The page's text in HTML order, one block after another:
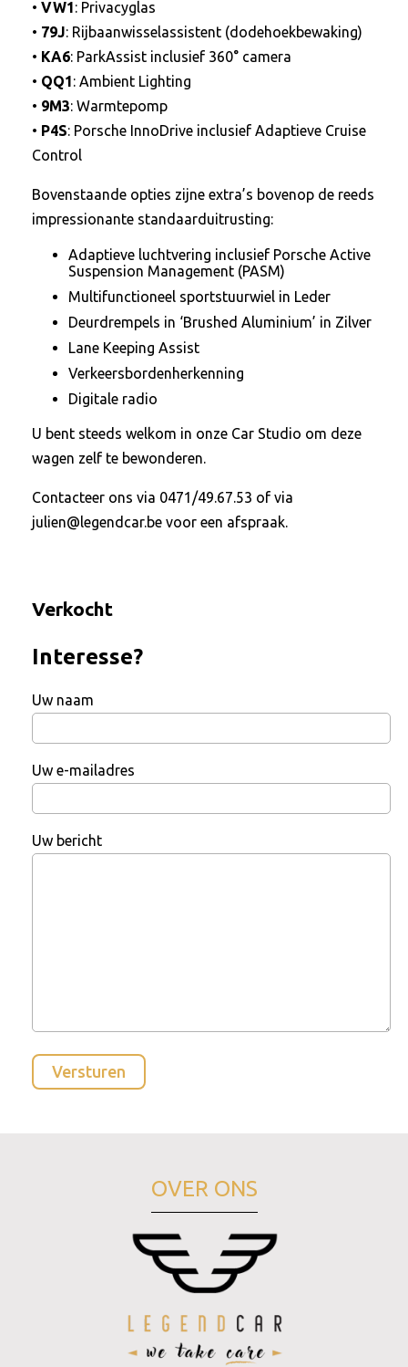
• VW1: Privacyglas
• 79J: Rijbaanwisselassistent (dodehoekbewaking)
• KA6: ParkAssist inclusief 360° camera
• QQ1: Ambient Lighting
• 9M3: Warmtepomp
• P4S: Porsche InnoDrive inclusief Adaptieve Cruise
Control
Bovenstaande opties zijne extra’s bovenop de reeds
impressionante standaarduitrusting:
Adaptieve luchtvering inclusief Porsche Active
Suspension Management (PASM)
Multifunctioneel sportstuurwiel in Leder
Deurdrempels in ‘Brushed Aluminium’ in Zilver
Lane Keeping Assist
Verkeersbordenherkenning
Digitale radio
U bent steeds welkom in onze Car Studio om deze
wagen zelf te bewonderen.
Contacteer ons via 0471/49.67.53 of via
julien@legendcar.be voor een afspraak.
Verkocht
Interesse?
Uw naam
Uw e-mailadres
Uw bericht
OVER ONS